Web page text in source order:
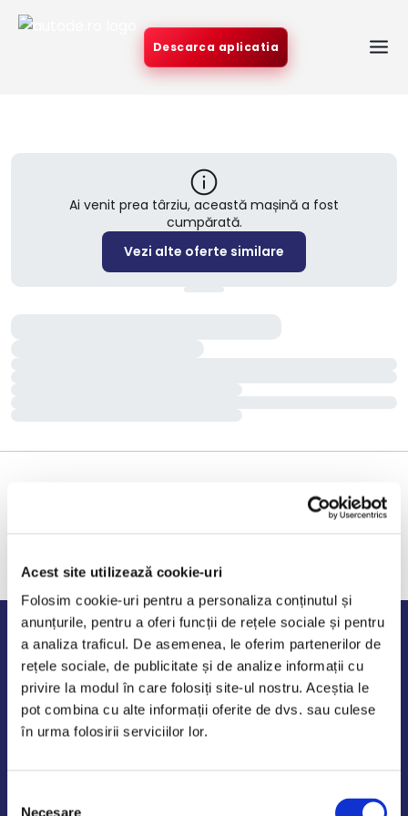
Acest site utilizează cookie-uri
Folosim cookie-uri pentru a personaliza conținutul și
anunțurile, pentru a oferi funcții de rețele sociale și pentru
a analiza traficul. De asemenea, le oferim partenerilor de
rețele sociale, de publicitate și de analize informații cu
privire la modul în care folosiți site-ul nostru. Aceștia le
pot combina cu alte informații oferite de dvs. sau culese
în urma folosirii serviciilor lor.
Necesare
Descarca aplicatia
Ai venit prea târziu, această mașină a fost
cumpărată.
Vezi alte oferte similare
Program de lucru
Luni - Vineri: 09:00-18:00
Sambata - Duminica: 10:00-14:00